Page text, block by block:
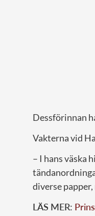
Dessförinnan
Vakterna vid
– I hans väska
diverse
LÄS MER: